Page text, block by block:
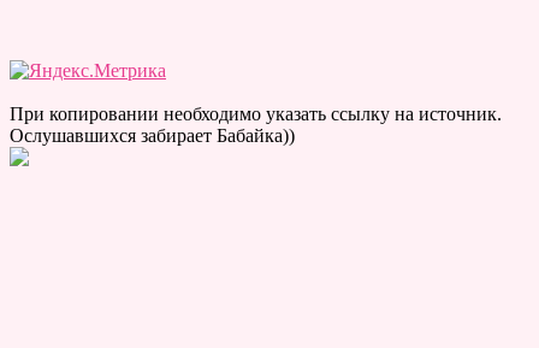
При копировании необходимо указать ссылку на источник.
Ослушавшихся забирает Бабайка))